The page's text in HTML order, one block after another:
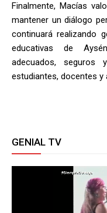
Finalmente, Macías
mantener un diálogo
continuará realizando
educativas de
adecuados,
estudiantes, docentes y
GENIAL TV